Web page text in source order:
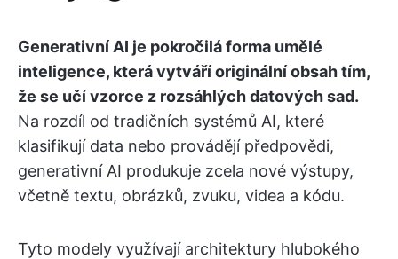
Generativní AI je pokročilá forma umělé
inteligence, která vytváří originální obsah tím,
že se učí vzorce z rozsáhlých datových sad.
Na rozdíl od tradičních systémů AI, které
klasifikují data nebo provádějí předpovědi,
generativní AI produkuje zcela nové výstupy,
včetně textu, obrázků, zvuku, videa a kódu.
Tyto modely využívají architektury hlubokého